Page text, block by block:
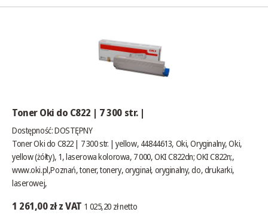
Toner Oki do C822 | 7 300 str. |
Dostępność:DOSTĘPNY
Toner Oki do C822 | 7 300 str. | yellow, 44844613, Oki, Oryginalny, Oki,
yellow (żółty), 1, laserowa kolorowa, 7 000, OKI C822dn; OKI C822n;,
www.oki.pl,Poznań, toner, tonery, oryginał, oryginalny, do, drukarki,
laserowej,
1 261,00 zł z VAT 1 025,20 zł netto